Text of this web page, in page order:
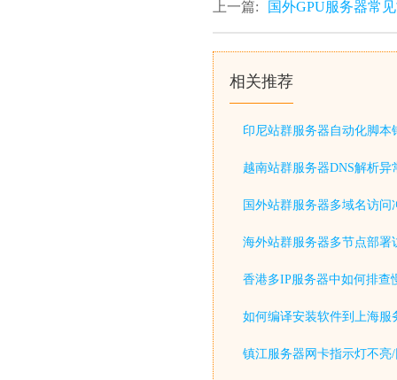
上一篇: 国外GPU服务器常
相关推荐
印尼站群服务器自动化脚本
越南站群服务器DNS解析异
国外站群服务器多域名访问
海外站群服务器多节点部署
香港多IP服务器中如何排查
如何编译安装软件到上海服
镇江服务器网卡指示灯不亮